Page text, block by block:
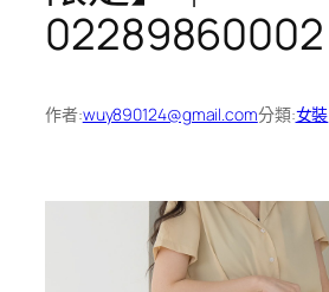
02289860002
作者:wuy890124@gmail.com分類:女裝